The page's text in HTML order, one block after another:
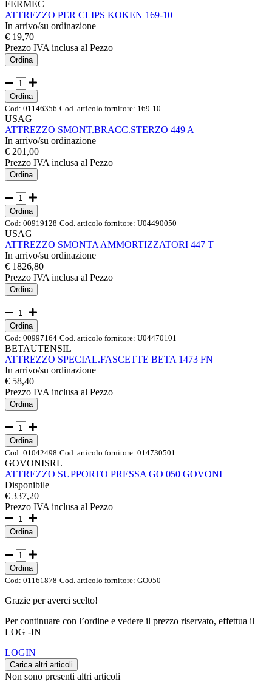
FERMEC
ATTREZZO PER CLIPS KOKEN 169-10
In arrivo/su ordinazione
€ 19,70
Prezzo IVA inclusa al Pezzo
Ordina
Ordina
Cod: 01146356 Cod. articolo fornitore: 169-10
USAG
ATTREZZO SMONT.BRACC.STERZO 449 A
In arrivo/su ordinazione
€ 201,00
Prezzo IVA inclusa al Pezzo
Ordina
Ordina
Cod: 00919128 Cod. articolo fornitore: U04490050
USAG
ATTREZZO SMONTA AMMORTIZZATORI 447 T
In arrivo/su ordinazione
€ 1826,80
Prezzo IVA inclusa al Pezzo
Ordina
Ordina
Cod: 00997164 Cod. articolo fornitore: U04470101
BETAUTENSIL
ATTREZZO SPECIAL.FASCETTE BETA 1473 FN
In arrivo/su ordinazione
€ 58,40
Prezzo IVA inclusa al Pezzo
Ordina
Ordina
Cod: 01042498 Cod. articolo fornitore: 014730501
GOVONISRL
ATTREZZO SUPPORTO PRESSA GO 050 GOVONI
Disponibile
€ 337,20
Prezzo IVA inclusa al Pezzo
Ordina
Ordina
Cod: 01161878 Cod. articolo fornitore: GO050
Grazie per averci scelto!
Per continuare con l’ordine e vedere il prezzo riservato, effettua il
LOG -IN
LOGIN
Carica altri articoli
Non sono presenti altri articoli